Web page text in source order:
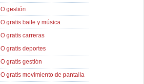
gestión
gratis baile y música
gratis carreras
gratis deportes
gratis gestión
gratis movimiento de pantalla